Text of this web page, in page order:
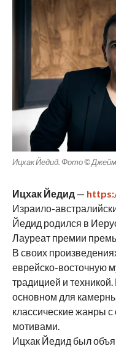
Ицхак Йедид. Фото © Джеймс
Ицхак Йедид —
Израило-
Йедид родился в
Лауреат премии
В своих
еврейско-восточную
традицией и
основном для
классические жанры
мотивами.
Ицхак Йедид был